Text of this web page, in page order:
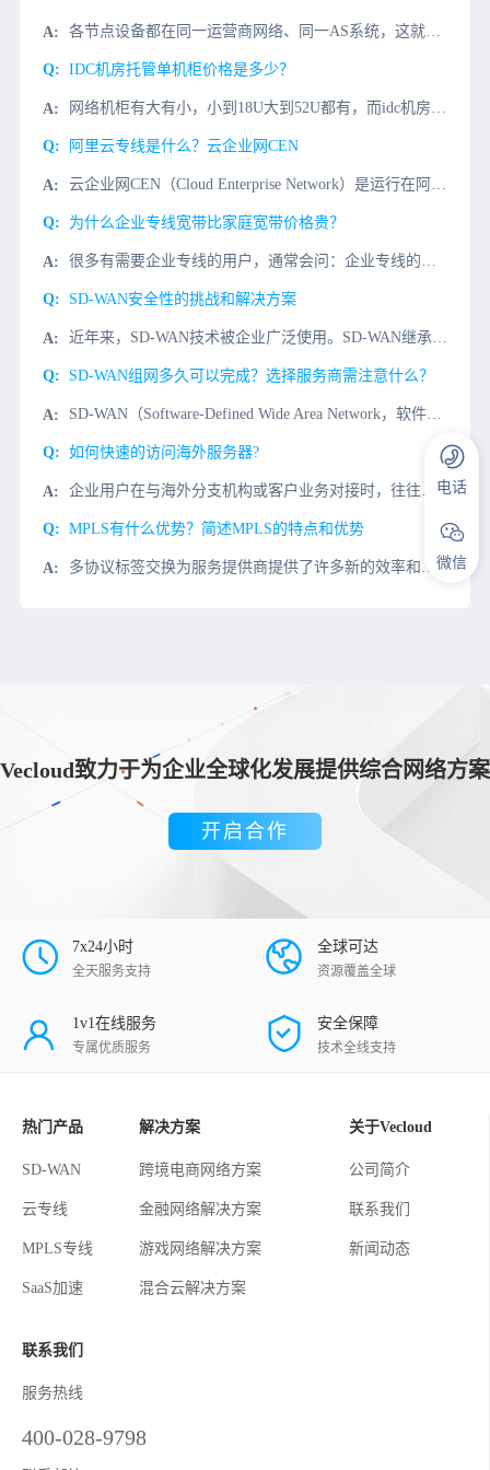
各节点设备都在同一运营商网络、同一AS系统，这就同时要求VPN网络所连接的各个客户站点（如公司总部和分支机构）都在同一城市中。因为不同城市的运营商，即使是同一品牌的也是各自独立管理的，不可能在同一个A
IDC机房托管单机柜价格是多少？
阿里云专线是什么？云企业网CEN
云企业网CEN（Cloud Enterprise Network）是运行在阿里云私有全球网络上的一张高可用网络。云企业网可帮助您在不同地域专有网络VPC（Virtual Private Cloud）间
为什么企业专线宽带比家庭宽带价格贵？
SD-WAN安全性的挑战和解决方案
SD-WAN组网多久可以完成？选择服务商需注意什么？
SD-WAN（Software-Defined Wide Area Network，软件定义广域网）作为近年来企业网络架构的新宠，以其优越的灵活性、快速部署和成本效益高等特性逐渐成为广域网技术的革新方
如何快速的访问海外服务器?
MPLS有什么优势？简述MPLS的特点和优势
Vecloud致力于为企业全球化发展提供综合网络方案
开启合作
7x24小时
全天服务支持
全球可达
资源覆盖全球
1v1在线服务
专属优质服务
安全保障
技术全线支持
热门产品
SD-WAN
云专线
MPLS专线
SaaS加速
解决方案
跨境电商网络方案
金融网络解决方案
游戏网络解决方案
混合云解决方案
关于Vecloud
公司简介
联系我们
新闻动态
联系我们
服务热线
400-028-9798
电话
微信